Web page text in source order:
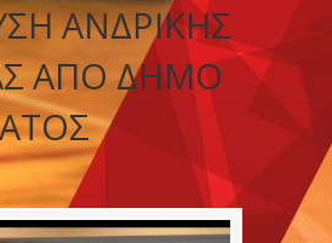
ΑΝΔΡΙΚΗΣ
ΑΠΟ ΔΗΜΟ